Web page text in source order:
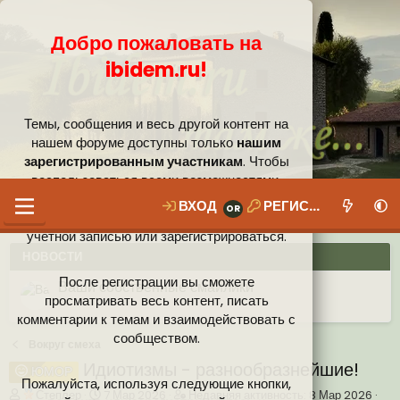
Добро пожаловать на
ibidem.ru!
Темы, сообщения и весь другой контент на
нашем форуме доступны только нашим
зарегистрированным участникам. Чтобы
воспользоваться всеми возможностями,
которые предлагает наше сообщество, вам
необходимо войти в систему под своей
учётной записью или зарегистрироваться.
После регистрации вы сможете
просматривать весь контент, писать
комментарии к темам и взаимодействовать с
сообществом.
Пожалуйста, используя следующие кнопки,
ВХОД РЕГИСТРАЦИЯ
Иконки пользователя
Ваши собственные смайлики
Аналитика от Ассистента
Новая система рейтинга (оценок) на форуме
Идиотизмы - разнообразнейшие!
А
Степлер
Д7 Мар 2026
ННедавняя активность:
8 Мар 2026